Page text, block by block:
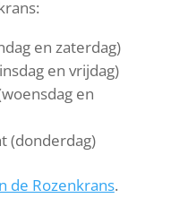
en zaterdag)
en vrijdag)
en
(donderdag)
de Rozenkrans.